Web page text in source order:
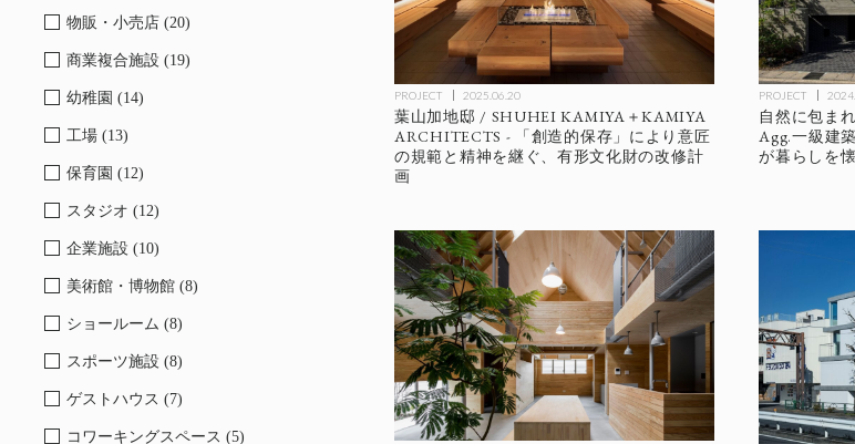
PROJECT 2025.06.20
葉山加地邸 / SHUHEI KAMIYA＋KAMIYA
ARCHITECTS - 「創造的保存」により意匠
の規範と精神を継ぐ、有形文化財の改修計
画
PROJECT
自然に包ま
Agg.一級建
が暮らしを
物販・小売店 (20)
商業複合施設 (19)
幼稚園 (14)
工場 (13)
保育園 (12)
スタジオ (12)
企業施設 (10)
美術館・博物館 (8)
ショールーム (8)
スポーツ施設 (8)
ゲストハウス (7)
コワーキングスペース (5)